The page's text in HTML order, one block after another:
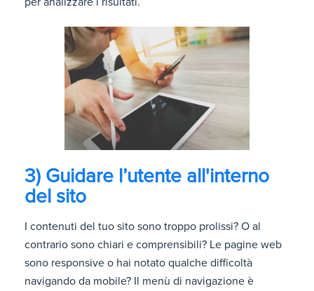
3) Guidare l’utente all'interno
del sito
I contenuti del tuo sito sono troppo prolissi? O al
contrario sono chiari e comprensibili? Le pagine web
sono responsive o hai notato qualche difficoltà
navigando da mobile? Il menù di navigazione è